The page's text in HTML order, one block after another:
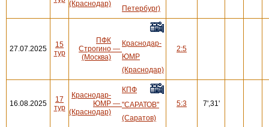
(Краснодар)
Петербург)
27.07.2025
15
тур
ПФК
Строгино
(Москва)
—
Краснодар-
ЮМР
(Краснодар)
2:5
16.08.2025
17
тур
Краснодар-
ЮМР
(Краснодар)
—
КПФ
"САРАТОВ"
(Саратов)
5:3 7',31'